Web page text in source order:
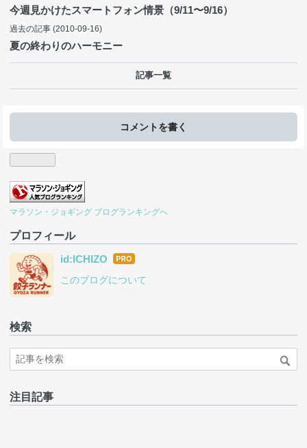
今週見かけたスマートフォン情景（9/11〜9/16）
過去の記事 (2010-09-16)
夏の終わりのハーモニー
記事一覧
コメントを書く
マラソン・ジョギング ブログランキングへ
プロフィール
id:ICHIZO はて
ログ
このブログについて
検索
注目記事